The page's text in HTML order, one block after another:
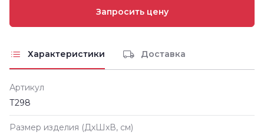
Характеристики Доставка
Артикул
Т298
Размер изделия (ДxШxВ, см)